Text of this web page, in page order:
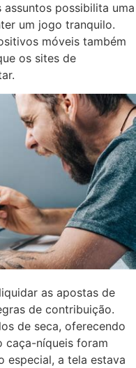
possibilita uma
um jogo tranquilo.
móveis também
os sites de
as apostas de
de contribuição.
de seca, oferecendo
caça-níqueis foram
especial, a tela estava